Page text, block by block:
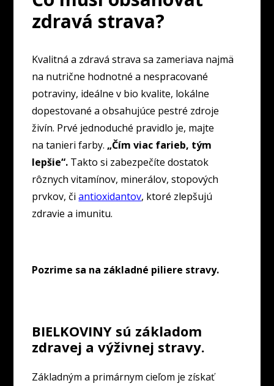
zdravá strava?
Kvalitná a zdravá strava sa zameriava najmä
na nutrične hodnotné a nespracované
potraviny, ideálne v bio kvalite, lokálne
dopestované a obsahujúce pestré zdroje
živín. Prvé jednoduché pravidlo je, majte
na tanieri farby. „Čím viac farieb, tým
lepšie“. Takto si zabezpečíte dostatok
rôznych vitamínov, minerálov, stopových
prvkov, čiantioxidantov, ktoré zlepšujú
zdravie a imunitu.
Pozrime sa na základné piliere stravy.
BIELKOVINY sú základom
zdravej a výživnej stravy.
Základným a primárnym cieľom je získať